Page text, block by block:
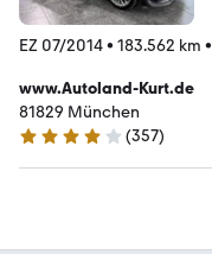
EZ 07/2014• 183.562 km •
www.Autoland-Kurt.de
81829 München
3.8 Sterne
(357)